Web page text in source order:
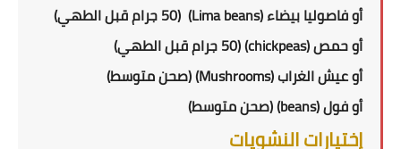
أو فاصوليا بيضاء(Lima beans) (50 جرام قبل الطهي)
أو حمص(chickpeas)(50 جرام قبل الطهي)
أوعيش الغراب (Mushrooms
)(صحن متوسط)
أو فول (beans) (صحن متوسط)
إختيارات النشويات